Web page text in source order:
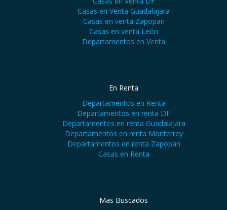
Casas en Venta Guadalajara
Casas en venta Zapopan
Casas en venta León
Departamentos en Venta
En Renta
Departamentos en Renta
Departamentos en renta DF
Departamentos en renta Guadalajara
Departamentos en renta Monterrey
Departamentos en renta Zapopan
Casas en Renta
Mas Buscados